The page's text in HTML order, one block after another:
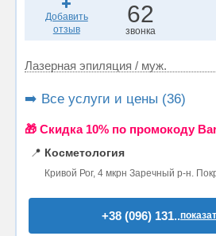
Добавить
отзыв
62
звонка
Лазерная эпиляция / муж.
➡️ Все услуги и цены (36)
🎁 Cкидка 10% по промокоду
📍 Косметология
Кривой Рог, 4 мкрн Заречный р-н.
+38 (096) 131..